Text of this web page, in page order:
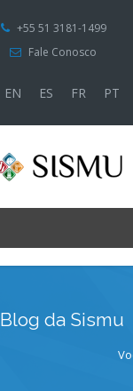
+55 51 3181-1499
Fale Conosco
EN ES FR PT
Blog da Sismu